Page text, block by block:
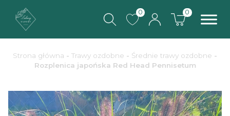
0 0
Strona główna - Trawy ozdobne - Średnie trawy ozdobne -
Rozplenica japońska Red Head Pennisetum